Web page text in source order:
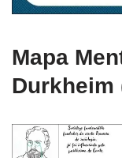
Mapa
Durkheim